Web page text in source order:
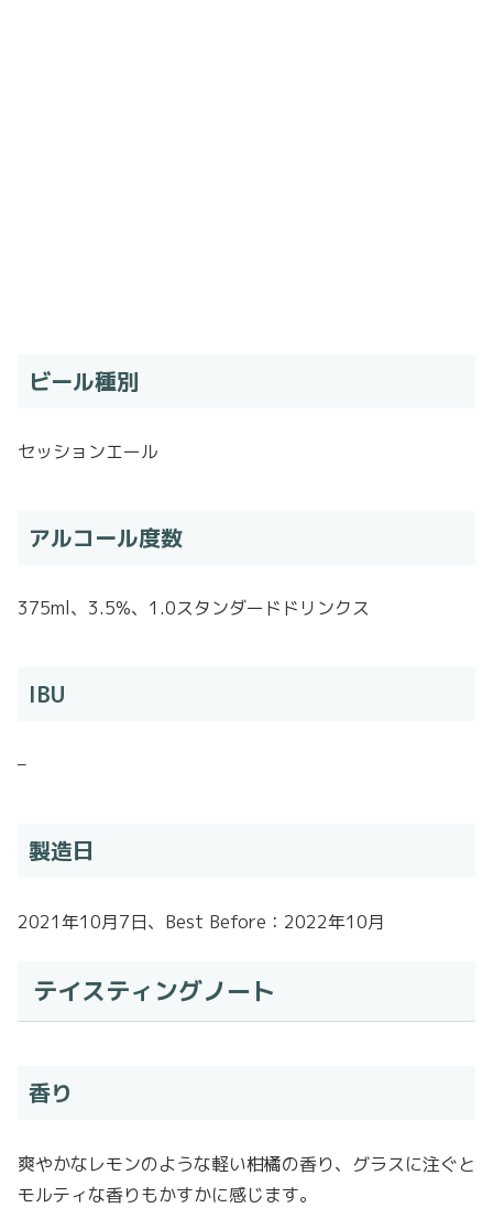
ビール種別
セッションエール
アルコール度数
375ml、3.5%、1.0スタンダードドリンクス
IBU
–
製造日
2021年10月7日、Best Before：2022年10月
テイスティングノート
香り
爽やかなレモンのような軽い柑橘の香り、グラスに注ぐと
モルティな香りもかすかに感じます。